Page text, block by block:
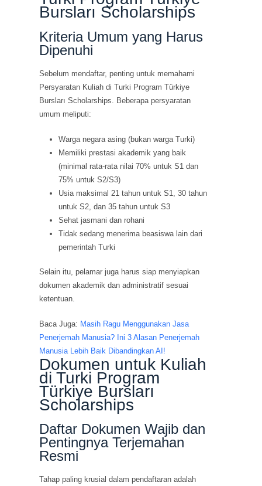
Bursları Scholarships
Kriteria Umum yang Harus
Dipenuhi
Sebelum mendaftar, penting untuk memahami
Persyaratan Kuliah di Turki Program Türkiye
Bursları Scholarships. Beberapa persyaratan
umum meliputi:
Warga negara asing (bukan warga Turki)
Memiliki prestasi akademik yang baik
(minimal rata-rata nilai 70% untuk S1 dan
75% untuk S2/S3)
Usia maksimal 21 tahun untuk S1, 30 tahun
untuk S2, dan 35 tahun untuk S3
Sehat jasmani dan rohani
Tidak sedang menerima beasiswa lain dari
pemerintah Turki
Selain itu, pelamar juga harus siap menyiapkan
dokumen akademik dan administratif sesuai
ketentuan.
Baca Juga: Masih Ragu Menggunakan Jasa
Penerjemah Manusia? Ini 3 Alasan Penerjemah
Manusia Lebih Baik Dibandingkan AI!
Dokumen untuk Kuliah
di Turki Program
Türkiye Bursları
Scholarships
Daftar Dokumen Wajib dan
Pentingnya Terjemahan
Resmi
Tahap paling krusial dalam pendaftaran adalah